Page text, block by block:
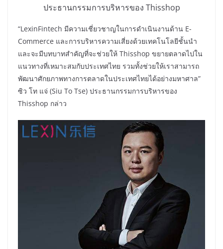
ประธานกรรมการบริหารของ Thisshop
“LexinFintech มีความเชี่ยวชาญในการดำเนินงานด้าน E-
Commerce และการบริหารความเสี่ยงด้วยเทคโนโลยีชั้นนำ
และจะมีบทบาทสำคัญที่จะช่วยให้ Thisshop ขยายตลาดไปใน
แนวทางที่เหมาะสมกับประเทศไทย รวมทั้งช่วยให้เราสามารถ
พัฒนาศักยภาพทางการตลาดในประเทศไทยได้อย่างมหาศาล”
ซิว โท แจ่ (Siu To Tse) ประธานกรรมการบริหารของ
Thisshop กล่าว